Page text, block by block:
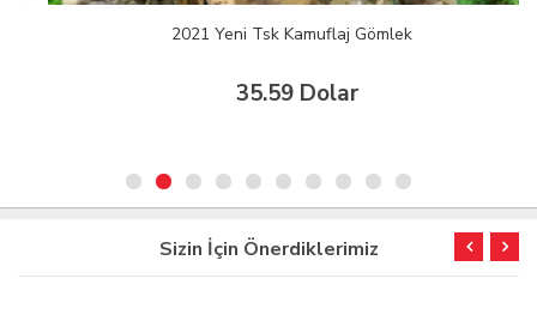
2021 Yeni Tsk Kamuflaj Gömlek
35.59 Dolar
Sizin İçin Önerdiklerimiz